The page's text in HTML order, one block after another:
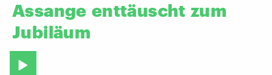
Assange enttäuscht zum
Jubiläum